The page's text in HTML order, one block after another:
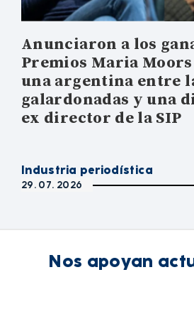
Anunciaron a los
Premios Maria Moors
una argentina entre
galardonadas y una
ex director de la SIP
Industria periodística
29. 07. 2026
Nos apoyan